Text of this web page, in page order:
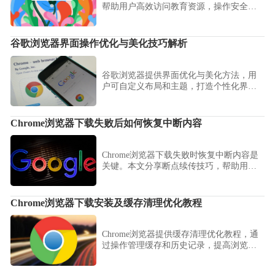
帮助用户高效访问教育资源，操作安全简
谷歌浏览器界面操作优化与美化技巧解析
谷歌浏览器提供界面优化与美化方法，用
户可自定义布局和主题，打造个性化界
Chrome浏览器下载失败后如何恢复中断内容
Chrome浏览器下载失败时恢复中断内容是
关键。本文分享断点续传技巧，帮助用户
Chrome浏览器下载安装及缓存清理优化教程
Chrome浏览器提供缓存清理优化教程，通
过操作管理缓存和历史记录，提高浏览器